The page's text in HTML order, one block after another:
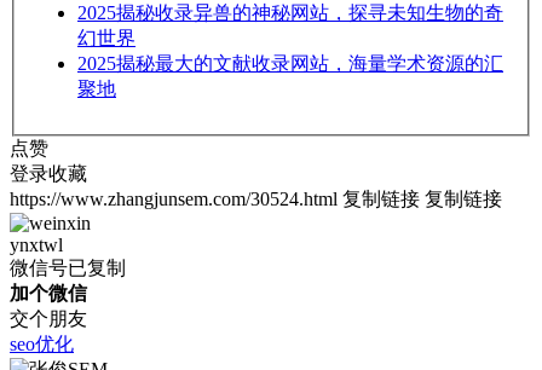
2025揭秘收录异兽的神秘网站，探寻未知生物的奇
幻世界
2025揭秘最大的文献收录网站，海量学术资源的汇
聚地
点赞
登录收藏
https://www.zhangjunsem.com/30524.html 复制链接 复制链接
ynxtwl
微信号已复制
加个微信
交个朋友
seo优化